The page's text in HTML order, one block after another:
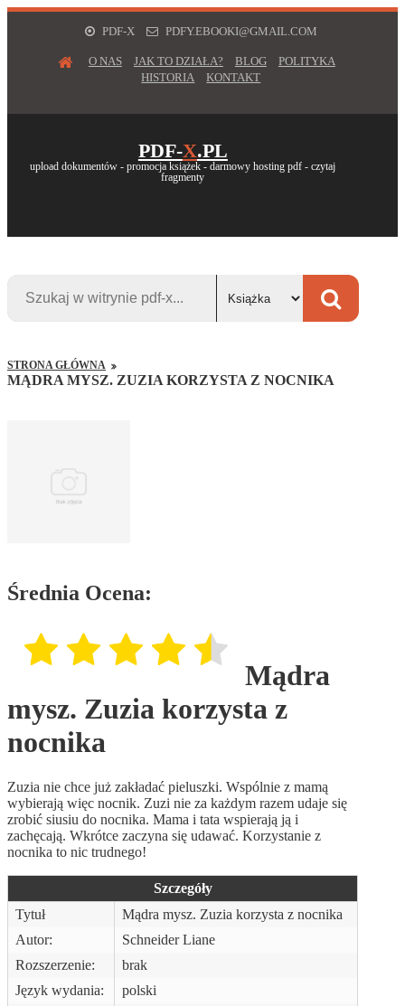
PDF-X PDFY.EBOOKI@GMAIL.COM
O NAS JAK TO DZIAŁA? BLOG
POLITYKA
HISTORIA
KONTAKT
PDF-X.PL
upload dokumentów - promocja książek - darmowy hosting pdf - czytaj
fragmenty
STRONA GŁÓWNA
MĄDRA MYSZ. ZUZIA KORZYSTA Z NOCNIKA
Średnia Ocena:
Mądra
mysz. Zuzia korzysta z
nocnika
Zuzia nie chce już zakładać pieluszki. Wspólnie z mamą
wybierają więc nocnik. Zuzi nie za każdym razem udaje się
zrobić siusiu do nocnika. Mama i tata wspierają ją i
zachęcają. Wkrótce zaczyna się udawać. Korzystanie z
nocnika to nic trudnego!
Szczegóły
Tytuł
Mądra mysz. Zuzia korzysta z nocnika
Autor:
Schneider Liane
Rozszerzenie:
brak
Język wydania:
polski